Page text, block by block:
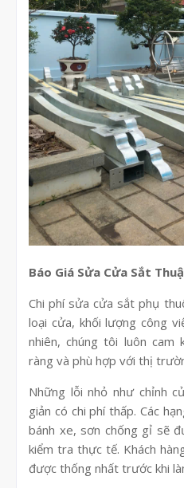
Báo Giá Sửa Cửa Sắt
Chi phí sửa cửa sắt phụ
loại cửa, khối lượng công
nhiên, chúng tôi luôn cam
ràng và phù hợp với thị
Những lỗi nhỏ như chỉnh
giản có chi phí thấp. Các
bánh xe, sơn chống gỉ sẽ
kiểm tra thực tế. Khách
được thống nhất trước khi